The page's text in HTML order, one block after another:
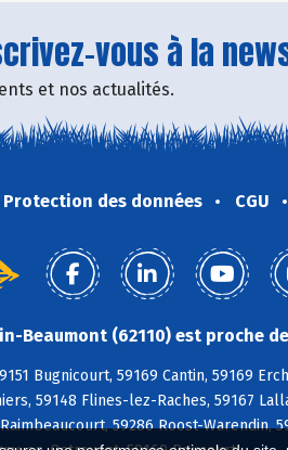
vous à la
et nos actualités.
Protection des données CGU
Beaumont (62110) est proche
Bugnicourt, 59169 Cantin, 59169
59148 Flines-lez-Raches, 59167
59286 Roost-Warendin,